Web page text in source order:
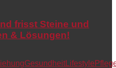
frisst Steine und
& Lösungen!
GesundheitLifestyle